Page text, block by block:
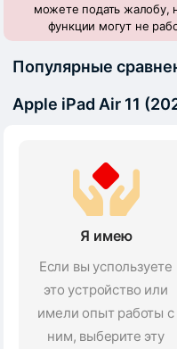
можете подать жалобу,
функции могут не
Популярные
Apple iPad Air 11
Я имею
Если вы успользуете
это устройство или
имели опыт работы с
ним, выберите эту